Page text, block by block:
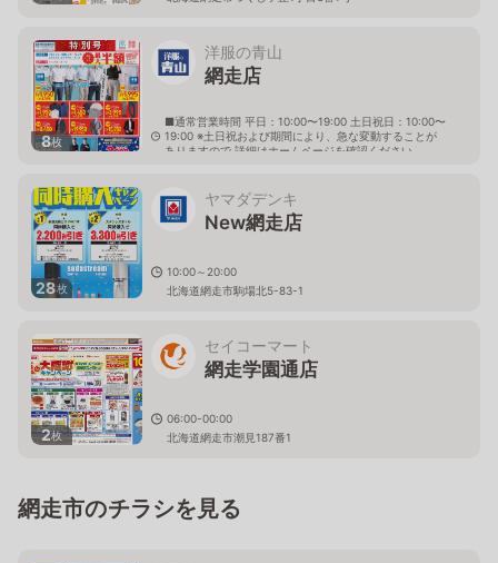
8枚
洋服の青山
網走店
■通常営業時間 平日：10:00〜19:00 土日祝日：10:00〜
19:00 ※土日祝および期間により、急な変動することが
ありますので 詳細はホームページを確認ください
28枚
ヤマダデンキ
New網走店
10:00～20:00
北海道網走市駒場北5-83-1
2枚
セイコーマート
網走学園通店
06:00-00:00
北海道網走市潮見187番1
網走市のチラシを見る